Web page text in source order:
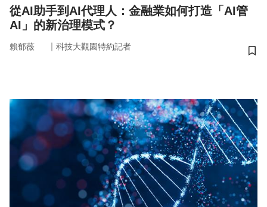
從AI助手到AI代理人：金融業如何打造「AI管
AI」的新治理模式？
賴郁薇 ｜ 科技大觀園特約記者
儲